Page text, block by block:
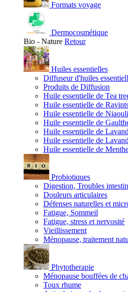
Formats voyage
Dermocosmétique
Bio - Nature Retour
Huiles essentielles
Diffuseur d'huiles
Produits de Diffusion
Huile essentielle de Tea
Huile essentielle de
Huile essentielle de Niaouli
Huile essentielle de
Huile essentielle de
Huile essentielle de
Huile essentielle de
Probiotiques
Digestion, Troubles
Douleurs articulaires
Défenses naturelles et
Fatigue, Sommeil
Fatigue, stress et nervosité
Vieillissement
Ménopause, traitement
Phytotherapie
Ménopause bouffées de
Toux rhume